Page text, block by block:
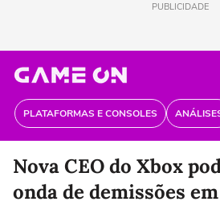
PUBLICIDADE
PLATAFORMAS E CONSOLES
Nova CEO do Xbox
onda de demissões